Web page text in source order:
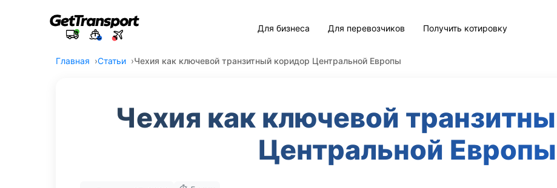
Для бизнеса Для перевозчиков Получить котировку
Главная Статьи Чехия как ключевой транзитный коридор Центральной Европы
Чехия как ключевой
Центральной Европы